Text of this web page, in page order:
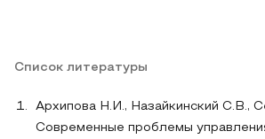
Список литературы
Архипова Н.И., Назайкинский С.В.,
Современные проблемы